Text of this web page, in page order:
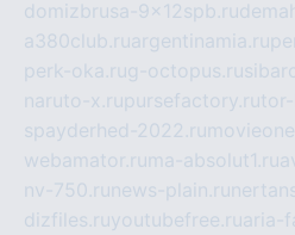
domizbrusa-9x12spb.ru
a380club.ruargentinamia.ru
perk-oka.rug-octopus.ru
naruto-x.rupursefactory.ru
spayderhed-2022.ru
webamator.ru ma-absolut1.ru
nv-750.ru news-plain.ru
dizfiles.ruyoutubefree.ruaria-